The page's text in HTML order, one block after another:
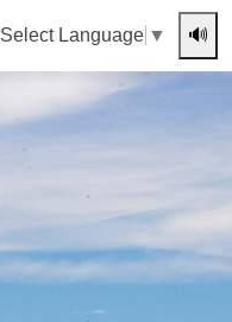
Select Language ▼ 🔊